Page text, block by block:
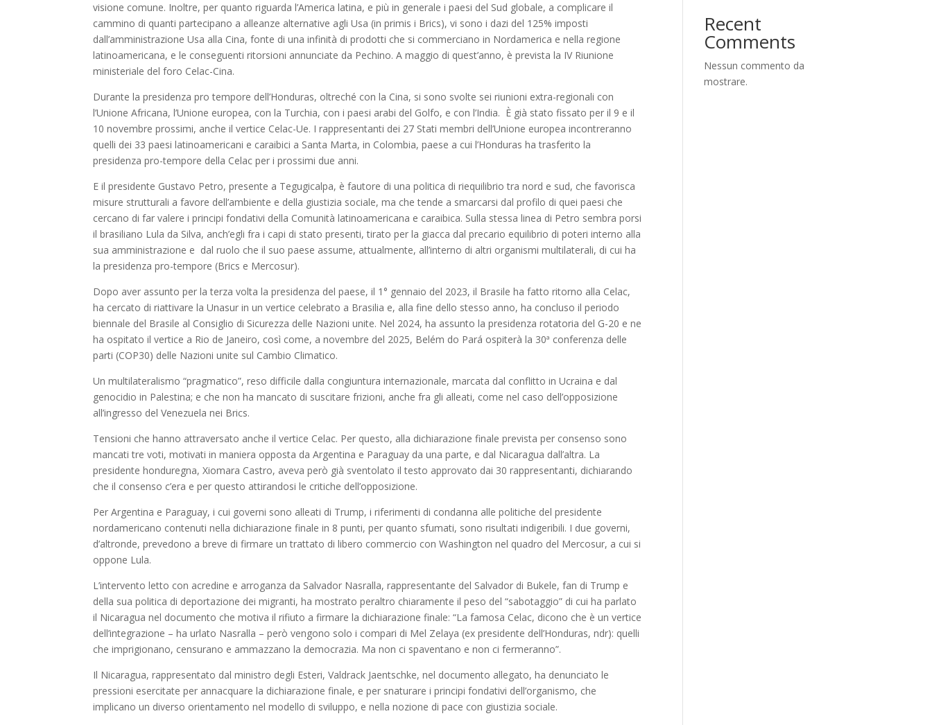
visione comune. Inoltre, per quanto riguarda l’America latina, e più in generale i paesi del Sud globale, a complicare il
cammino di quanti partecipano a alleanze alternative agli Usa (in primis i Brics), vi sono i dazi del 125% imposti
dall’amministrazione Usa alla Cina, fonte di una infinità di prodotti che si commerciano in Nordamerica e nella regione
latinoamericana, e le conseguenti ritorsioni annunciate da Pechino. A maggio di quest’anno, è prevista la IV Riunione
ministeriale del foro Celac-Cina.
Durante la presidenza pro tempore dell’Honduras, oltreché con la Cina, si sono svolte sei riunioni extra-regionali con
l’Unione Africana, l’Unione europea, con la Turchia, con i paesi arabi del Golfo, e con l’India. È già stato fissato per il 9 e il
10 novembre prossimi, anche il vertice Celac-Ue. I rappresentanti dei 27 Stati membri dell’Unione europea incontreranno
quelli dei 33 paesi latinoamericani e caraibici a Santa Marta, in Colombia, paese a cui l’Honduras ha trasferito la
presidenza pro-tempore della Celac per i prossimi due anni.
E il presidente Gustavo Petro, presente a Tegugicalpa, è fautore di una politica di riequilibrio tra nord e sud, che favorisca
misure strutturali a favore dell’ambiente e della giustizia sociale, ma che tende a smarcarsi dal profilo di quei paesi che
cercano di far valere i principi fondativi della Comunità latinoamericana e caraibica. Sulla stessa linea di Petro sembra porsi
il brasiliano Lula da Silva, anch’egli fra i capi di stato presenti, tirato per la giacca dal precario equilibrio di poteri interno alla
sua amministrazione e dal ruolo che il suo paese assume, attualmente, all’interno di altri organismi multilaterali, di cui ha
la presidenza pro-tempore (Brics e Mercosur).
Dopo aver assunto per la terza volta la presidenza del paese, il 1° gennaio del 2023, il Brasile ha fatto ritorno alla Celac,
ha cercato di riattivare la Unasur in un vertice celebrato a Brasilia e, alla fine dello stesso anno, ha concluso il periodo
biennale del Brasile al Consiglio di Sicurezza delle Nazioni unite. Nel 2024, ha assunto la presidenza rotatoria del G-20 e ne
ha ospitato il vertice a Rio de Janeiro, così come, a novembre del 2025, Belém do Pará ospiterà la 30ª conferenza delle
parti (COP30) delle Nazioni unite sul Cambio Climatico.
Un multilateralismo “pragmatico”, reso difficile dalla congiuntura internazionale, marcata dal conflitto in Ucraina e dal
genocidio in Palestina; e che non ha mancato di suscitare frizioni, anche fra gli alleati, come nel caso dell’opposizione
all’ingresso del Venezuela nei Brics.
Tensioni che hanno attraversato anche il vertice Celac. Per questo, alla dichiarazione finale prevista per consenso sono
mancati tre voti, motivati in maniera opposta da Argentina e Paraguay da una parte, e dal Nicaragua dall’altra. La
presidente honduregna, Xiomara Castro, aveva però già sventolato il testo approvato dai 30 rappresentanti, dichiarando
che il consenso c’era e per questo attirandosi le critiche dell’opposizione.
Per Argentina e Paraguay, i cui governi sono alleati di Trump, i riferimenti di condanna alle politiche del presidente
nordamericano contenuti nella dichiarazione finale in 8 punti, per quanto sfumati, sono risultati indigeribili. I due governi,
d’altronde, prevedono a breve di firmare un trattato di libero commercio con Washington nel quadro del Mercosur, a cui si
oppone Lula.
L’intervento letto con acredine e arroganza da Salvador Nasralla, rappresentante del Salvador di Bukele, fan di Trump e
della sua politica di deportazione dei migranti, ha mostrato peraltro chiaramente il peso del “sabotaggio” di cui ha parlato
il Nicaragua nel documento che motiva il rifiuto a firmare la dichiarazione finale: “La famosa Celac, dicono che è un vertice
dell’integrazione – ha urlato Nasralla – però vengono solo i compari di Mel Zelaya (ex presidente dell’Honduras, ndr): quelli
che imprigionano, censurano e ammazzano la democrazia. Ma non ci spaventano e non ci fermeranno”.
Il Nicaragua, rappresentato dal ministro degli Esteri, Valdrack Jaentschke, nel documento allegato, ha denunciato le
pressioni esercitate per annacquare la dichiarazione finale, e per snaturare i principi fondativi dell’organismo, che
implicano un diverso orientamento nel modello di sviluppo, e nella nozione di pace con giustizia sociale.
Recent
Comments
Nessun commento da
mostrare.